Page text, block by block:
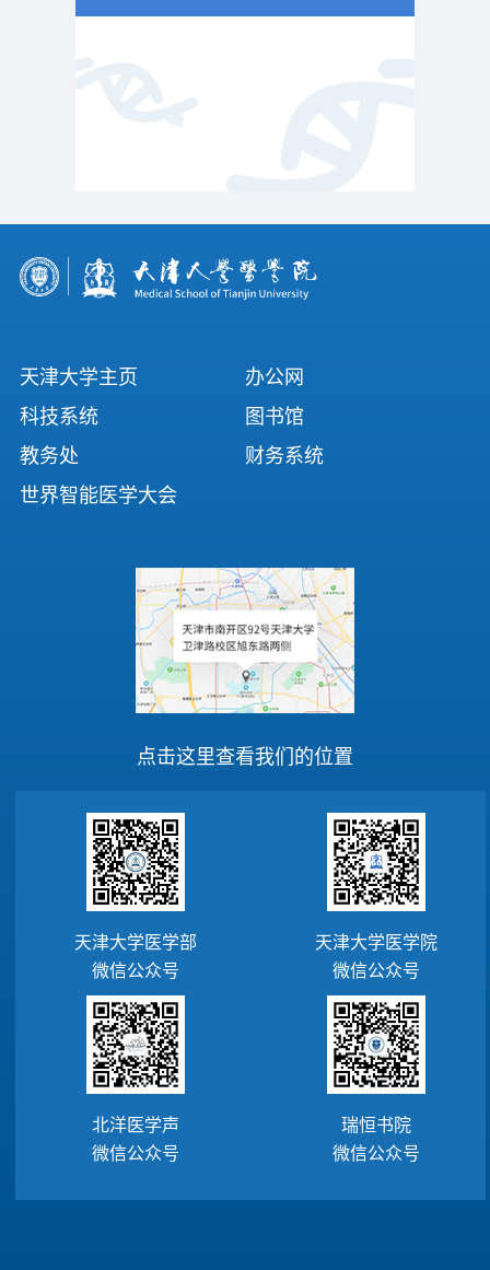
天津大学主页
办公网
科技系统
图书馆
教务处
财务系统
世界智能医学大会
点击这里查看我们的位置
天津大学医学部
微信公众号
天津大学医学院
微信公众号
北洋医学声
微信公众号
瑞恒书院
微信公众号